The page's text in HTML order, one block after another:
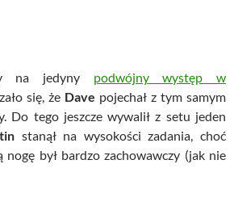
na jedyny podwójny występ w
się, że Dave pojechał z tym samym
Do tego jeszcze wywalił z setu jeden
stanął na wysokości zadania, choć
nogę był bardzo zachowawczy (jak nie